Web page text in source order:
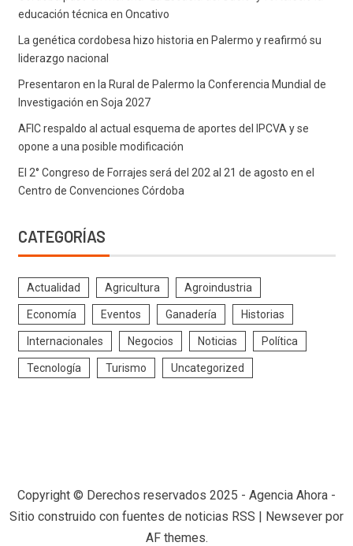
educación técnica en Oncativo
La genética cordobesa hizo historia en Palermo y reafirmó su
liderazgo nacional
Presentaron en la Rural de Palermo la Conferencia Mundial de
Investigación en Soja 2027
AFIC respaldo al actual esquema de aportes del IPCVA y se
opone a una posible modificación
El 2° Congreso de Forrajes será del 202 al 21 de agosto en el
Centro de Convenciones Córdoba
CATEGORÍAS
Actualidad Agricultura Agroindustria
Economía Eventos Ganadería Historias
Internacionales Negocios Noticias Política
Tecnología Turismo Uncategorized
Copyright © Derechos reservados 2025 - Agencia Ahora -
Sitio construido con fuentes de noticias RSS | Newsever por
AF themes.